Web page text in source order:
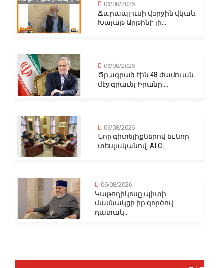
06/08/2026
Ճարապլուսի վերջին վկան.
Խայաթ Արթինի յի...
06/08/2026
Ծրագրած էին 48 ժամուան
մէջ գրաւել Իրանը....
06/08/2026
Նոր գիտելիքներով եւ նոր
տեսլականով. AI C...
06/08/2026
Կաթողիկոսը պիտի
մասնակցի իր գործով
դատակ...